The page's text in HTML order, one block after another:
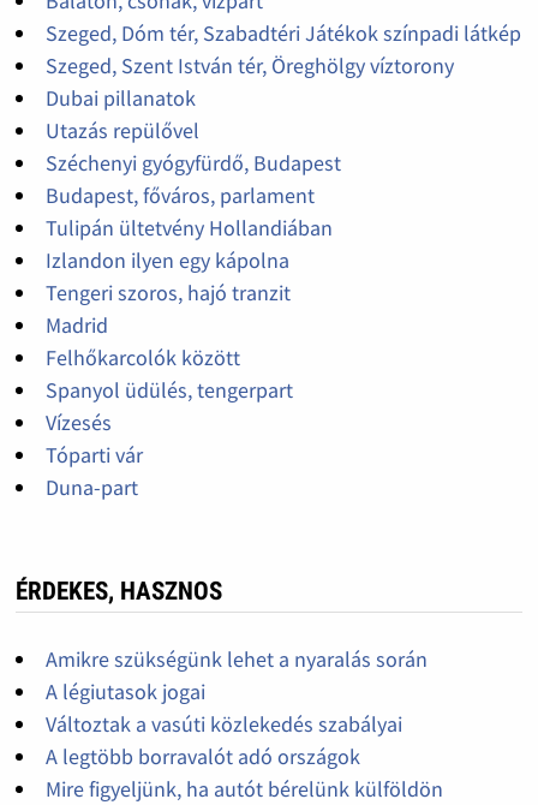
Szeged, Dóm tér, Szabadtéri Játékok színpadi látkép
Szeged, Szent István tér, Öreghölgy víztorony
Dubai pillanatok
Utazás repülővel
Széchenyi gyógyfürdő, Budapest
Budapest, főváros, parlament
Tulipán ültetvény Hollandiában
Izlandon ilyen egy kápolna
Tengeri szoros, hajó tranzit
Madrid
Felhőkarcolók között
Spanyol üdülés, tengerpart
Vízesés
Tóparti vár
Duna-part
ÉRDEKES, HASZNOS
Amikre szükségünk lehet a nyaralás során
A légiutasok jogai
Változtak a vasúti közlekedés szabályai
A legtöbb borravalót adó országok
Mire figyeljünk, ha autót bérelünk külföldön